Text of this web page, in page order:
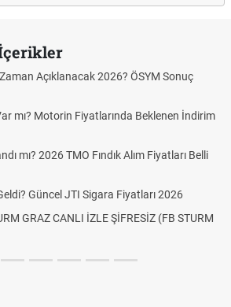
Açıklanacak 2026? ÖSYM Sonuç
mı? Motorin Fiyatlarında Beklenen İndirim
mı? 2026 TMO Fındık Alım Fiyatları Belli
Güncel JTI Sigara Fiyatları 2026
GRAZ CANLI İZLE ŞİFRESİZ (FB STURM